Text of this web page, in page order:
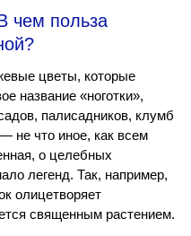
чем польза
цветы, которые
название «ноготки»,
палисадников, клумб
не что иное, как всем
о целебных
легенд. Так, например,
олицетворяет
священным растением.